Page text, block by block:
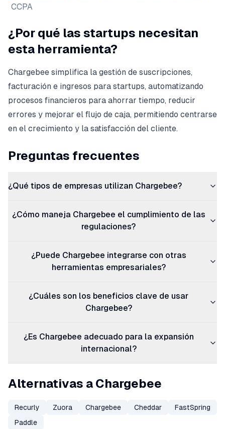
CCPA
¿Por qué las startups necesitan
esta herramienta?
Chargebee simplifica la gestión de suscripciones,
facturación e ingresos para startups, automatizando
procesos financieros para ahorrar tiempo, reducir
errores y mejorar el flujo de caja, permitiendo centrarse
en el crecimiento y la satisfacción del cliente.
Preguntas frecuentes
¿Qué tipos de empresas utilizan Chargebee?
¿Cómo maneja Chargebee el cumplimiento de las
regulaciones?
¿Puede Chargebee integrarse con otras
herramientas empresariales?
¿Cuáles son los beneficios clave de usar
Chargebee?
¿Es Chargebee adecuado para la expansión
internacional?
Alternativas a Chargebee
Recurly Zuora Chargebee Cheddar
FastSpring
Paddle